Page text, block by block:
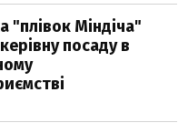
"плівок Міндіча"
посаду в